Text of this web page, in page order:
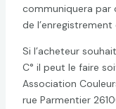
communiquera par
de
Si l’acheteur
C° il peut le faire
Association
rue Parmentier